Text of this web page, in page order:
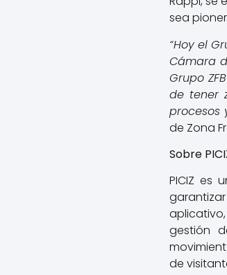
sea
“Hoy el
Cámara
Grupo
de tener
procesos
de Zona
Sobre
PICIZ es
gestión
de